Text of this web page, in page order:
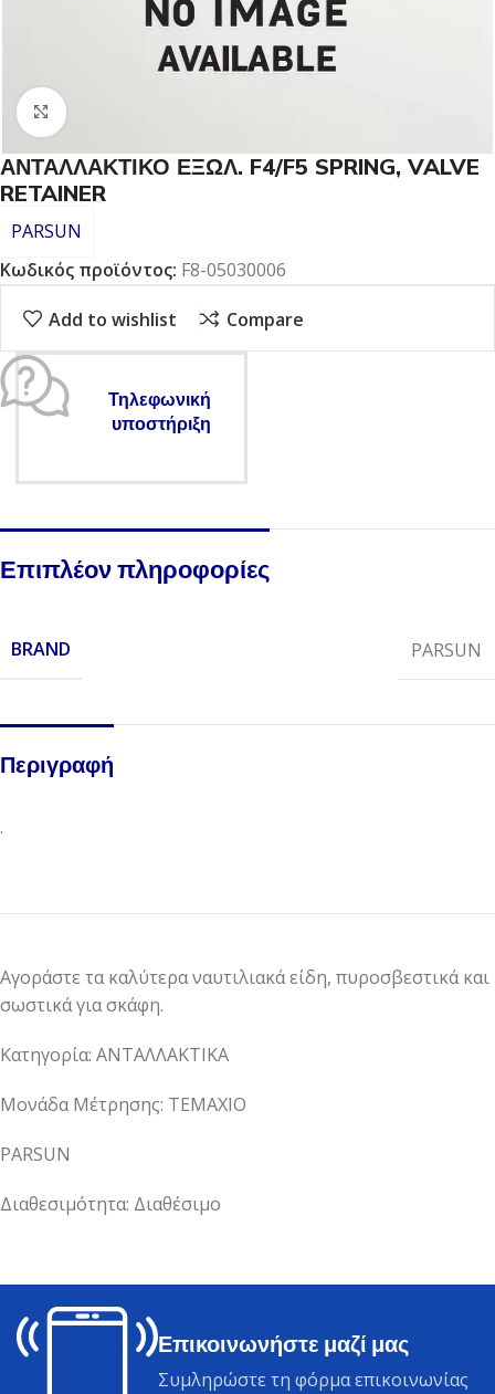
Click to enlarge
ΑΝΤΑΛΛΑΚΤΙΚΟ ΕΞΩΛ. F4/F5 SPRING, VALVE
RETAINER
PARSUN
Κωδικός προϊόντος: F8-05030006
Add to wishlist Compare
Τηλεφωνική
υποστήριξη
Επιπλέον πληροφορίες
BRAND PARSUN
Περιγραφή
.
Αγοράστε τα καλύτερα ναυτιλιακά είδη, πυροσβεστικά και
σωστικά για σκάφη.
Κατηγορία: ΑΝΤΑΛΛΑΚΤΙΚΑ
Μονάδα Μέτρησης: ΤΕΜΑΧΙΟ
PARSUN
Διαθεσιμότητα: Διαθέσιμο
Επικοινωνήστε μαζί μας
Συμληρώστε τη φόρμα επικοινωνίας